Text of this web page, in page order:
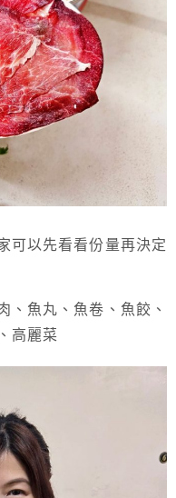
可以先看看份量再決定
、魚丸、魚卷、魚餃、
高麗菜